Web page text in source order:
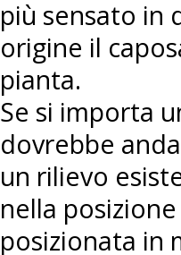
più sensato in
origine il
pianta.
Se si importa
dovrebbe
un rilievo
nella
posizionata in